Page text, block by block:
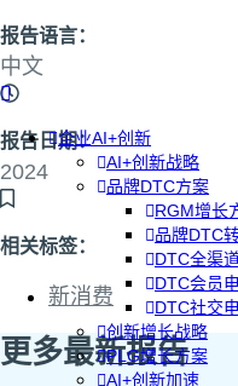
企业AI+创新
AI+创新战略
品牌DTC方案
RGM增长
品牌DTC
DTC全渠
DTC会员
DTC社交
创新增长战略
PLG增长方案
AI+创新加速
报告语言：
中文
报告日期：
2024
相关标签：
新消费
更多最新报告